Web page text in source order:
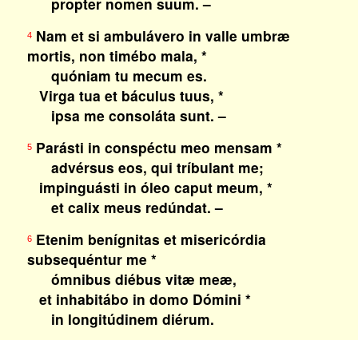
4Nam et si ambulávero in valle umbræ
mortis, non timébo mala, *
quóniam tu mecum es.
Virga tua et báculus tuus, *
ipsa me consoláta sunt. –
5Parásti in conspéctu meo mensam *
advérsus eos, qui tríbulant me;
impinguásti in óleo caput meum, *
et calix meus redúndat. –
6Etenim benígnitas et misericórdia
subsequéntur me *
ómnibus diébus vitæ meæ,
et inhabitábo in domo Dómini *
in longitúdinem diérum.